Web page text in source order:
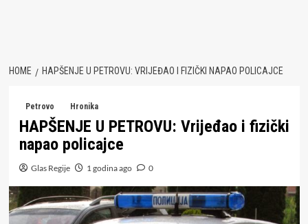
HOME HAPŠENJE U PETROVU: VRIJEĐAO I FIZIČKI NAPAO POLICAJCE
Petrovo Hronika
HAPŠENJE U PETROVU: Vrijeđao i fizički
napao policajce
Glas Regije 1 godina ago 0